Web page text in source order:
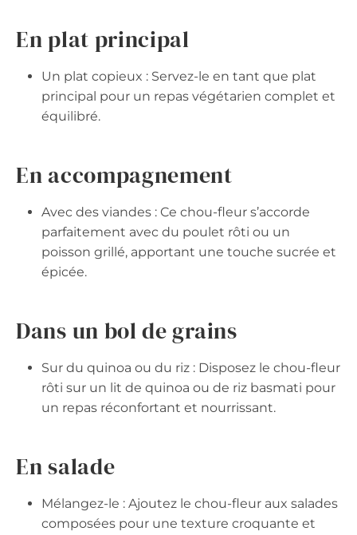
En plat principal
Un plat copieux : Servez-le en tant que plat
principal pour un repas végétarien complet et
équilibré.
En accompagnement
Avec des viandes : Ce chou-fleur s’accorde
parfaitement avec du poulet rôti ou un
poisson grillé, apportant une touche sucrée et
épicée.
Dans un bol de grains
Sur du quinoa ou du riz : Disposez le chou-fleur
rôti sur un lit de quinoa ou de riz basmati pour
un repas réconfortant et nourrissant.
En salade
Mélangez-le : Ajoutez le chou-fleur aux salades
composées pour une texture croquante et